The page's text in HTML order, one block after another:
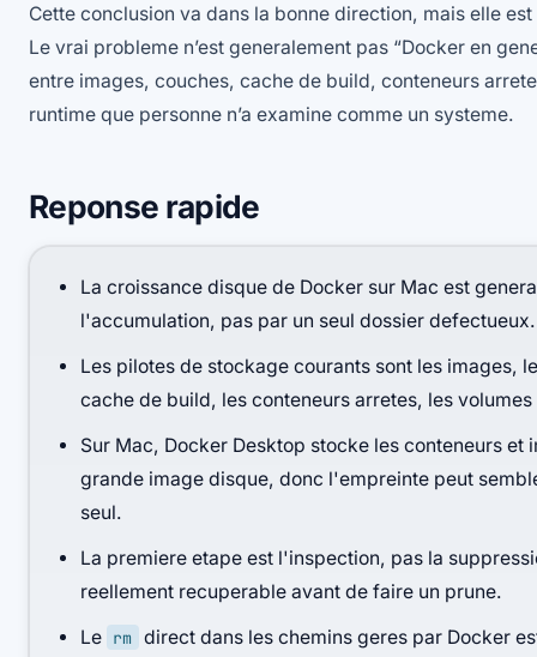
Cette conclusion va dans la bonne direction, mais elle
Le vrai probleme n’est generalement pas “Docker en
entre images, couches, cache de build, conteneurs
runtime que personne n’a examine comme un systeme.
Reponse rapide
La croissance disque de Docker sur Mac est
l'accumulation, pas par un seul dossier defectueux.
Les pilotes de stockage courants sont les images,
cache de build, les conteneurs arretes, les
Sur Mac, Docker Desktop stocke les conteneurs et
grande image disque, donc l'empreinte peut
seul.
La premiere etape est l'inspection, pas la
reellement recuperable avant de faire un prune.
Le rm
direct dans les chemins geres par Docker